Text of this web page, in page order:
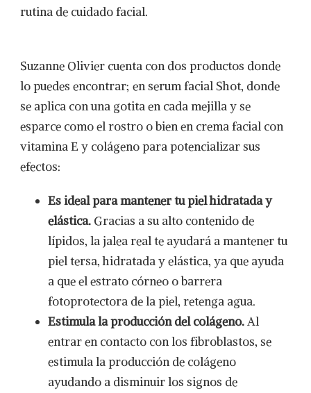
rutina de cuidado facial.
Suzanne Olivier cuenta con dos productos donde
lo puedes encontrar; en serum facial Shot, donde
se aplica con una gotita en cada mejilla y se
esparce como el rostro o bien en crema facial con
vitamina E y colágeno para potencializar sus
efectos:
Es ideal para mantener tu piel hidratada y
elástica. Gracias a su alto contenido de
lípidos, la jalea real te ayudará a mantener tu
piel tersa, hidratada y elástica, ya que ayuda
a que el estrato córneo o barrera
fotoprotectora de la piel, retenga agua.
Estimula la producción del colágeno.Al
entrar en contacto con los fibroblastos, se
estimula la producción de colágeno
ayudando a disminuir los signos de